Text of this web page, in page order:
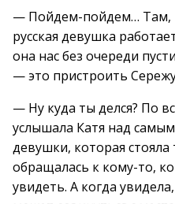
— Пойдем-пойдем… Там,
русская девушка
она нас без очереди
— это пристроить
— Ну куда ты делся? По
услышала Катя над
девушки, которая
обращалась к кому-то,
увидеть. А когда